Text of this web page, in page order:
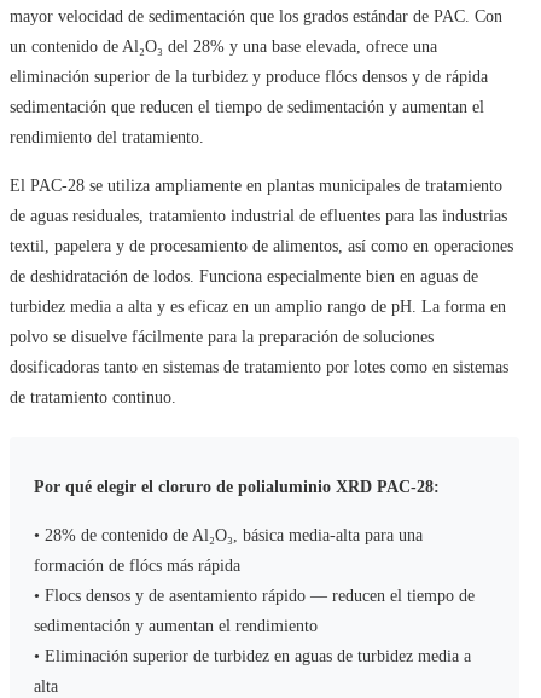
mayor velocidad de sedimentación que los grados estándar de PAC. Con
un contenido de Al₂O₃ del 28% y una base elevada, ofrece una
eliminación superior de la turbidez y produce flócs densos y de rápida
sedimentación que reducen el tiempo de sedimentación y aumentan el
rendimiento del tratamiento.
El PAC-28 se utiliza ampliamente en plantas municipales de tratamiento
de aguas residuales, tratamiento industrial de efluentes para las industrias
textil, papelera y de procesamiento de alimentos, así como en operaciones
de deshidratación de lodos. Funciona especialmente bien en aguas de
turbidez media a alta y es eficaz en un amplio rango de pH. La forma en
polvo se disuelve fácilmente para la preparación de soluciones
dosificadoras tanto en sistemas de tratamiento por lotes como en sistemas
de tratamiento continuo.
Por qué elegir el cloruro de polialuminio XRD PAC-28:
• 28% de contenido de Al₂O₃, básica media-alta para una
formación de flócs más rápida
• Flocs densos y de asentamiento rápido — reducen el tiempo de
sedimentación y aumentan el rendimiento
• Eliminación superior de turbidez en aguas de turbidez media a
alta